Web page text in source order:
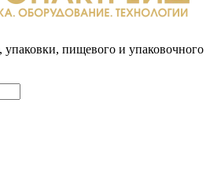
упаковки, пищевого и упаковочного